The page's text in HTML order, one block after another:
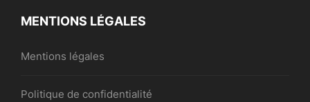
MENTIONS LÉGALES
Mentions légales
Politique de confidentialité